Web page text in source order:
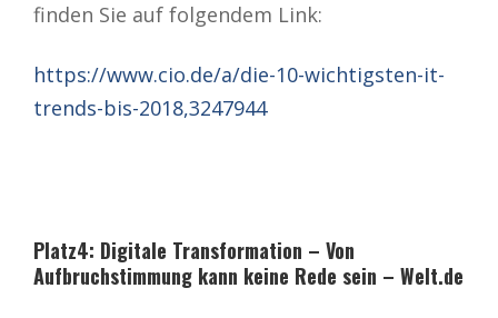
finden Sie auf folgendem Link:
https://www.cio.de/a/die-10-wichtigsten-it-
trends-bis-2018,3247944
Platz4: Digitale Transformation – Von
Aufbruchstimmung kann keine Rede sein – Welt.de